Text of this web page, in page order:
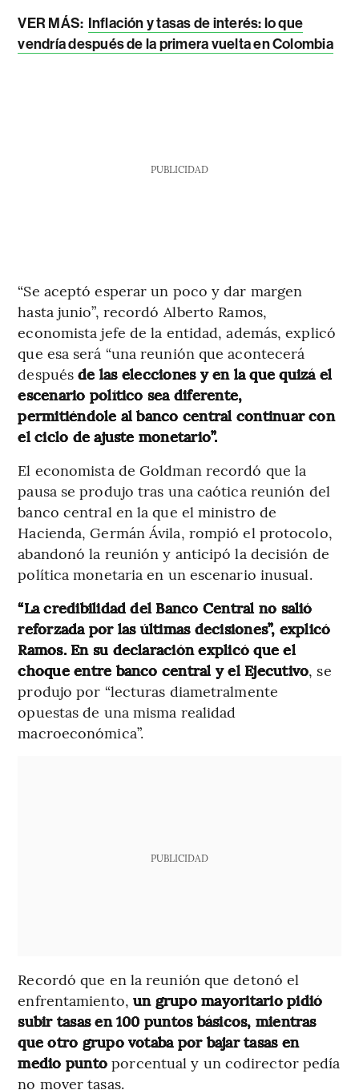
VER MÁS: Inflación y tasas de interés: lo que
vendría después de la primera vuelta en Colombia
PUBLICIDAD
“Se aceptó esperar un poco y dar margen
hasta junio”, recordó Alberto Ramos,
economista jefe de la entidad, además, explicó
que esa será “una reunión que acontecerá
despuésde las elecciones y en la que quizá el
escenario político sea diferente,
permitiéndole al banco central continuar con
el ciclo de ajuste monetario”.
El economista de Goldman recordó que la
pausa se produjo tras una caótica reunión del
banco central en la que el ministro de
Hacienda, Germán Ávila, rompió el protocolo,
abandonó la reunión y anticipó la decisión de
política monetaria en un escenario inusual.
“La credibilidad del Banco Central no salió
reforzada por las últimas decisiones”, explicó
Ramos. En su declaración explicó que el
choque entre banco central y el Ejecutivo, se
produjo por “lecturas diametralmente
opuestas de una misma realidad
macroeconómica”.
PUBLICIDAD
Recordó que en la reunión que detonó el
enfrentamiento, un grupo mayoritario pidió
subir tasas en 100 puntos básicos, mientras
que otro grupo votaba por bajar tasas en
medio puntoporcentual y un codirector pedía
no mover tasas.